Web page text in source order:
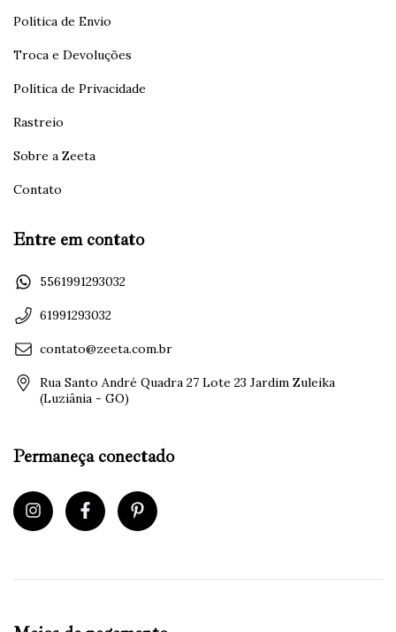
Política de Envio
Troca e Devoluções
Política de Privacidade
Rastreio
Sobre a Zeeta
Contato
Entre em contato
5561991293032
61991293032
contato@zeeta.com.br
Rua Santo André Quadra 27 Lote 23 Jardim Zuleika
(Luziânia - GO)
Permaneça conectado